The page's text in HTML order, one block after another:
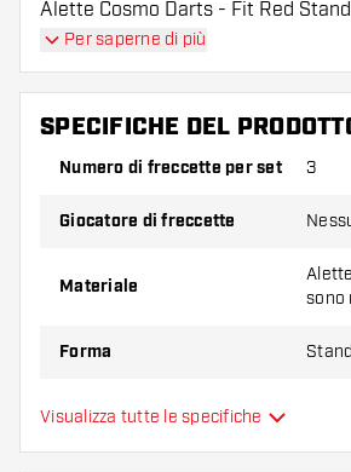
Alette Cosmo Darts - Fit Red
una lunga durata. Queste alette
utilizzate solo con astine Cosmo
Suggerimento di Dartshopper!
Assicuratevi di avere a portata di
Provate una forma, un materiale
variante vi si addice di più!
Per saperne di più
SPECIFICHE DEL
Numero di freccette per set 3
Giocatore di freccette
Materiale
sono
Forma
Tipo
Visualizza tutte le specifiche